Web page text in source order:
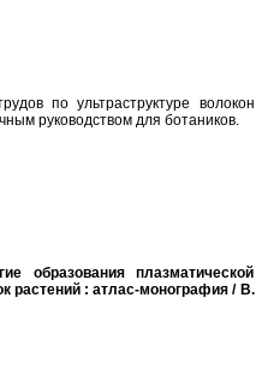
по ультраструктуре волокон
руководством для ботаников.
образования плазматической
растений : атлас-монография / В.